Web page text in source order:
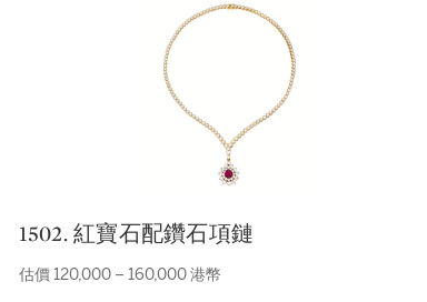
1502. 紅寶石配鑽石項鏈
估價 120,000 – 160,000 港幣